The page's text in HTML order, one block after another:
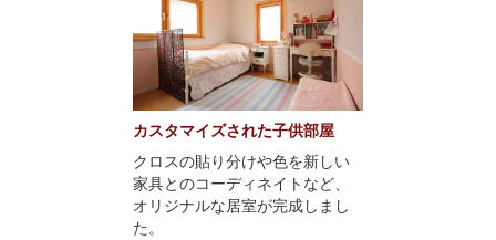
カスタマイズされた子供部屋
クロスの貼り分けや色を新しい
家具とのコーディネイトなど、
オリジナルな居室が完成しまし
た。